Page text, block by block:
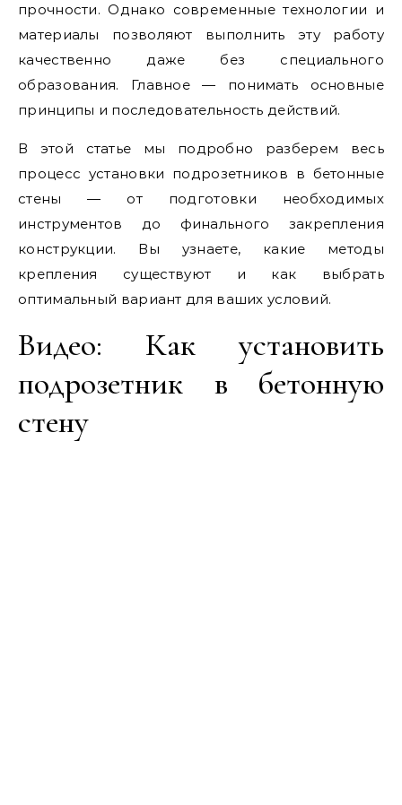
прочности. Однако современные технологии и
материалы позволяют выполнить эту работу
качественно даже без специального
образования. Главное — понимать основные
принципы и последовательность действий.
В этой статье мы подробно разберем весь
процесс установки подрозетников в бетонные
стены — от подготовки необходимых
инструментов до финального закрепления
конструкции. Вы узнаете, какие методы
крепления существуют и как выбрать
оптимальный вариант для ваших условий.
Видео: Как установить
подрозетник в бетонную
стену